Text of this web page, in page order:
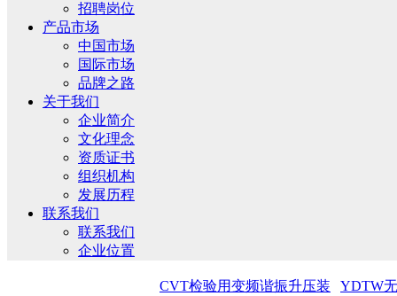
招聘岗位
产品市场
中国市场
国际市场
品牌之路
关于我们
企业简介
文化理念
资质证书
组织机构
发展历程
联系我们
联系我们
企业位置
CVT检验用变频谐振升压装
YDTW